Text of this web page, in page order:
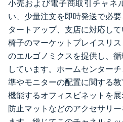
小売および電子商取引チャネ
い、少量注文を即時発送で必
タートアップ、支店に対応し
椅子のマーケットプレイスリ
のエルゴノミクスを提供し、
しています。ホームセンター
準やモニターの配置に関する
機能するオフィスビネットを
防止マットなどのアクセサリ